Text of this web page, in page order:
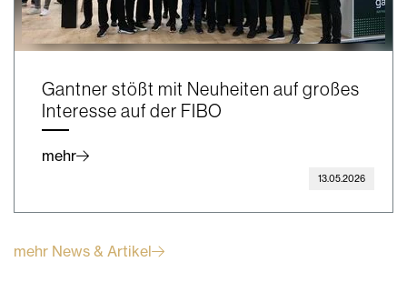
Gantner stößt mit Neuheiten auf großes
Interesse auf der FIBO
mehr
13.05.2026
mehr News & Artikel